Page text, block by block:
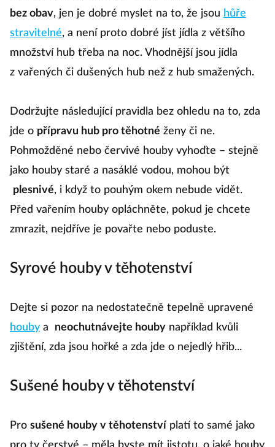
bez obav, jen je dobré myslet na to, že jsou hůře
stravitelné, a není proto dobré jíst jídla z většího
množství hub třeba na noc. Vhodnější jsou jídla
z vařených či dušených hub než z hub smažených.
Dodržujte následující pravidla bez ohledu na to, zda
jde o přípravu hub pro těhotné ženy či ne.
Pohmožděné nebo červivé houby vyhoďte – stejně
jako houby staré a nasáklé vodou, mohou být
plesnivé, i když to pouhým okem nebude vidět.
Před vařením houby opláchněte, pokud je chcete
zmrazit, nejdříve je povařte nebo poduste.
Syrové houby v těhotenství
Dejte si pozor na nedostatečně tepelně upravené
houby a neochutnávejte houbynapříklad kvůli
zjištění, zda jsou hořké a zda jde o nejedlý hřib...
Sušené houby v těhotenství
Pro sušené houby v těhotenství platí to samé jako